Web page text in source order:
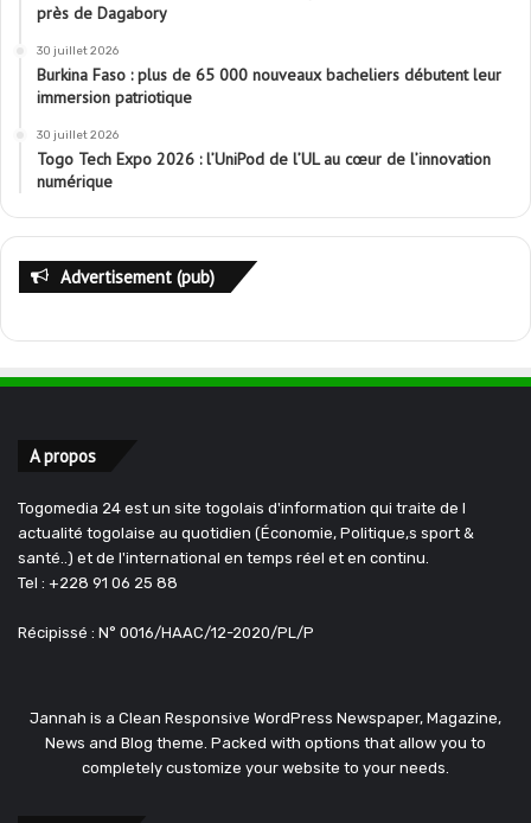
près de Dagabory
30 juillet 2026
Burkina Faso : plus de 65 000 nouveaux bacheliers débutent leur
immersion patriotique
30 juillet 2026
Togo Tech Expo 2026 : l’UniPod de l’UL au cœur de l’innovation
numérique
Advertisement (pub)
A propos
Togomedia 24 est un site togolais d'information qui traite de l
actualité togolaise au quotidien (Économie, Politique,s sport &
santé..) et de l'international en temps réel et en continu.
Tel : +228 91 06 25 88
Récipissé : N° 0016/HAAC/12-2020/PL/P
Jannah is a Clean Responsive WordPress Newspaper, Magazine,
News and Blog theme. Packed with options that allow you to
completely customize your website to your needs.